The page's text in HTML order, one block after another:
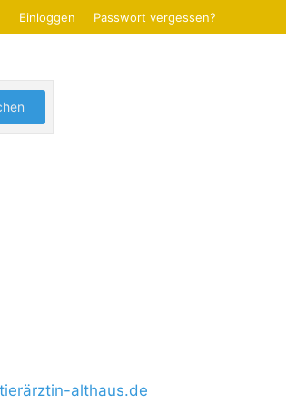
Einloggen Passwort vergessen?
althaus.de